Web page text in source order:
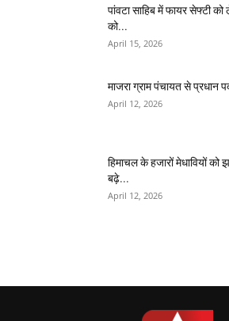
पांवटा साहिब में फायर सेफ्टी को
को...
April 15, 2026
माजरा ग्राम पंचायत से प्रधान
April 12, 2026
हिमाचल के हजारों मेधावियों
बढ़े...
April 12, 2026